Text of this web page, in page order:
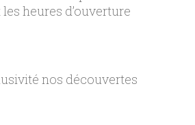
heures d’ouverture
nos découvertes